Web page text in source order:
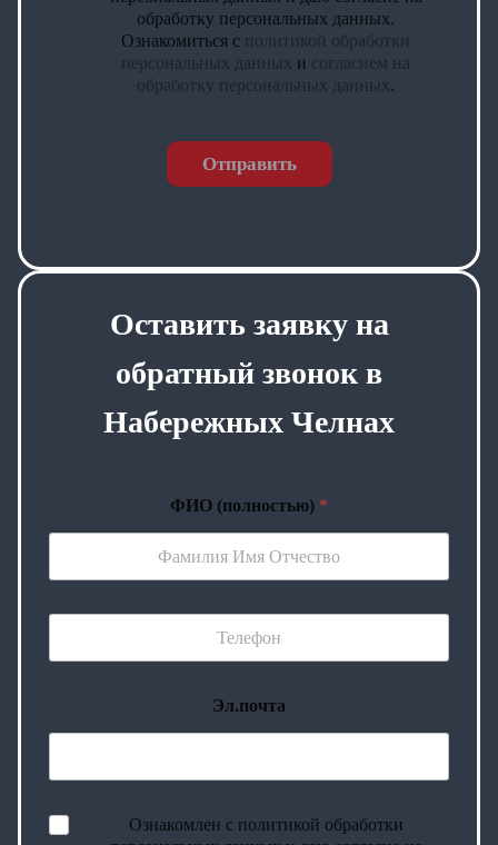
обработку персональных данных.
Ознакомиться с политикой обработки
персональных данных и согласием на
обработку персональных данных.
Отправить
Оставить заявку на
обратный звонок в
Набережных Челнах
ФИО (полностью) *
Эл.почта
Ознакомлен с политикой обработки